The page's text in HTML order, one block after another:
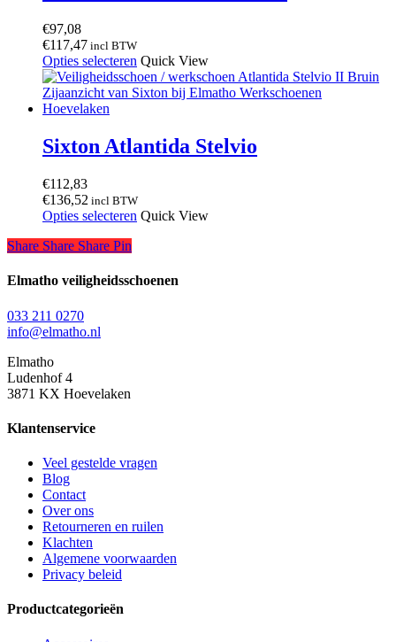
op
de
productpagina
€97,08
€117,47 incl BTW
Opties selecteren Dit
product
heeft
Deze
optie
op
Quick View
Sixton Atlantida Stelvio
€112,83
€136,52 incl BTW
Opties selecteren Dit
variaties.
Quick View
Share
Share Share Share Pin
Elmatho veiligheidsschoenen
033 211 0270
info@elmatho.nl
Elmatho
Ludenhof 4
3871 KX Hoevelaken
Klantenservice
Veel gestelde vragen
Blog
Contact
Over ons
Retourneren en ruilen
Klachten
Algemene voorwaarden
Privacy beleid
Productcategorieën